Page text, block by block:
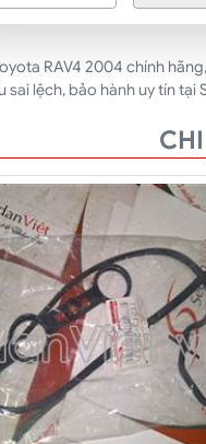
RAV4 2004 chính
sai lệch, bảo hành uy tín tại